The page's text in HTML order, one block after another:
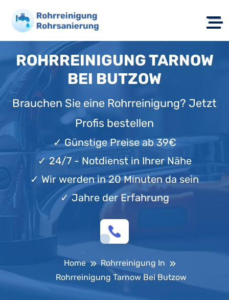
ROHRREINIGUNG TARNOW
BEI BUTZOW
Brauchen Sie eine Rohrreinigung? Jetzt
Profis bestellen
✓Günstige Preise ab 39€
✓ 24/7 - Notdienst in Ihrer Nähe
✓ Wir werden in 20 Minuten da sein
✓Jahre der Erfahrung
Home
Rohrreinigung In
Rohrreinigung Tarnow Bei Butzow